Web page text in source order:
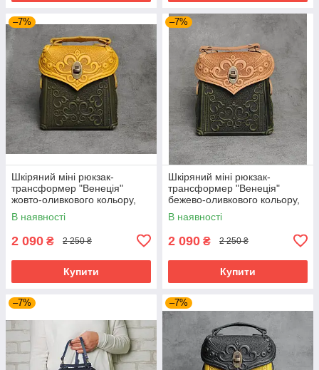
–7%
Шкіряний міні рюкзак-
трансформер "Венеція"
жовто-оливкового кольору,
17х19х7 см
В наявності
2 090 ₴ 2 250 ₴
Купити
–7%
Шкіряний міні рюкзак-
трансформер "Венеція"
бежево-оливкового кольору,
17х19х7 см
В наявності
2 090 ₴ 2 250 ₴
Купити
–7% –7%